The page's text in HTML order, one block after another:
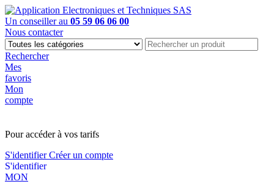
Un conseiller au 05 59 06 06 00
Nous contacter
Rechercher
Mes
favoris
Mon
compte
Pour accéder à vos tarifs
S'identifierCréer un compte
S'identifier
MON